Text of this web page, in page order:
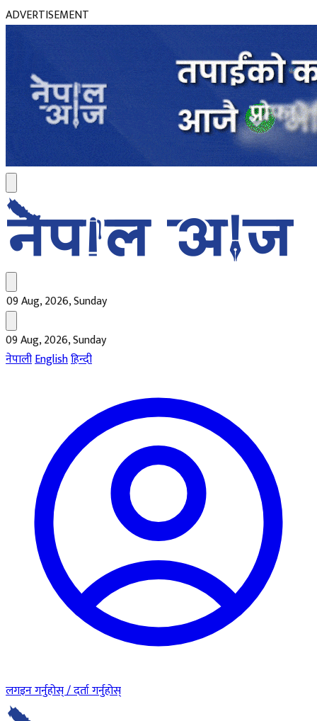
ADVERTISEMENT
09 Aug, 2026, Sunday
09 Aug, 2026, Sunday
नेपालीEnglishहिन्दी
लगइन गर्नुहोस् / दर्ता गर्नुहोस्